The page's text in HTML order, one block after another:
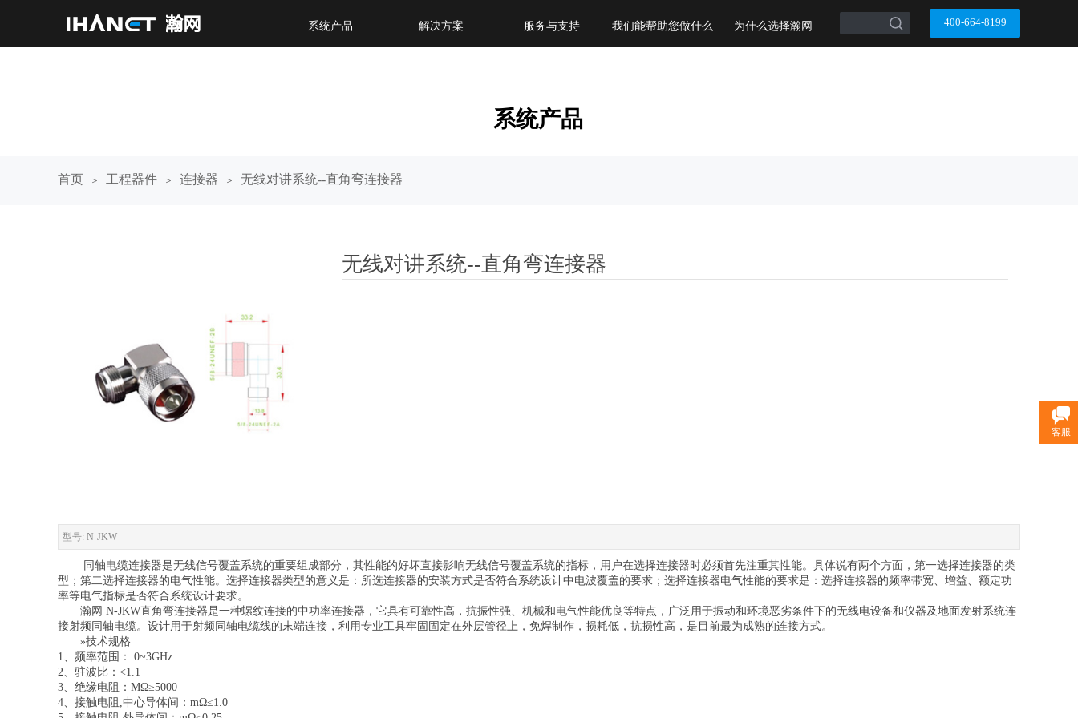
系统产品
首页 ＞ 工程器件 ＞ 连接器 ＞ 无线对讲系统--直角弯连接器
无线对讲系统--直角弯连接器
型号: N-JKW
同轴电缆连接器是无线信号覆盖系统的重要组成部分，其性能的好坏直接影响无线信号覆盖系统的指标，用户在选择连接器时必须首先注重其性能。具体说有两个方面，第一选择连接器的类
型；第二选择连接器的电气性能。选择连接器类型的意义是：所选连接器的安装方式是否符合系统设计中电波覆盖的要求；选择连接器电气性能的要求是：选择连接器的频率带宽、增益、额定功
率等电气指标是否符合系统设计要求。
瀚网 N-JKW直角弯连接器是一种螺纹连接的中功率连接器，它具有可靠性高，抗振性强、机械和电气性能优良等特点，广泛用于振动和环境恶劣条件下的无线电设备和仪器及地面发射系统连
接射频同轴电缆。设计用于射频同轴电缆线的末端连接，利用专业工具牢固固定在外层管径上，免焊制作，损耗低，抗损性高，是目前最为成熟的连接方式。
»技术规格
1、频率范围： 0~3GHz
2、驻波比：<1.1
3、绝缘电阻：MΩ≥5000
4、接触电阻,中心导体间：mΩ≤1.0
搜索 400-664-8199
系统产品 解决方案 服务与支持 我们能帮助您做什么 为什么选择瀚网
客服